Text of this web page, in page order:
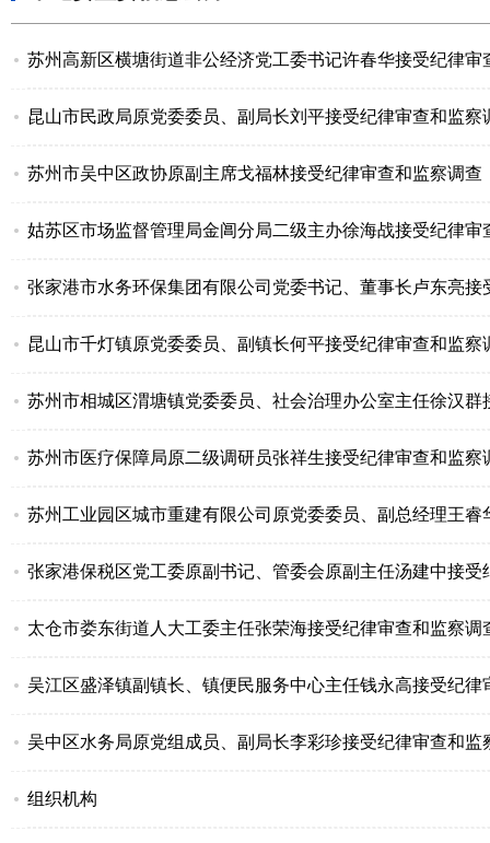
苏州高新区横塘街道非公经济党工委书记许春华接受纪律审
昆山市民政局原党委委员、副局长刘平接受纪律审查和监察
苏州市吴中区政协原副主席戈福林接受纪律审查和监察调查
姑苏区市场监督管理局金阊分局二级主办徐海战接受纪律审
张家港市水务环保集团有限公司党委书记、董事长卢东亮接
昆山市千灯镇原党委委员、副镇长何平接受纪律审查和监察
苏州市相城区渭塘镇党委委员、社会治理办公室主任徐汉群
苏州市医疗保障局原二级调研员张祥生接受纪律审查和监察
苏州工业园区城市重建有限公司原党委委员、副总经理王
张家港保税区党工委原副书记、管委会原副主任汤建中接受
太仓市娄东街道人大工委主任张荣海接受纪律审查和监察调
吴江区盛泽镇副镇长、镇便民服务中心主任钱永高接受纪律
吴中区水务局原党组成员、副局长李彩珍接受纪律审查和监
组织机构